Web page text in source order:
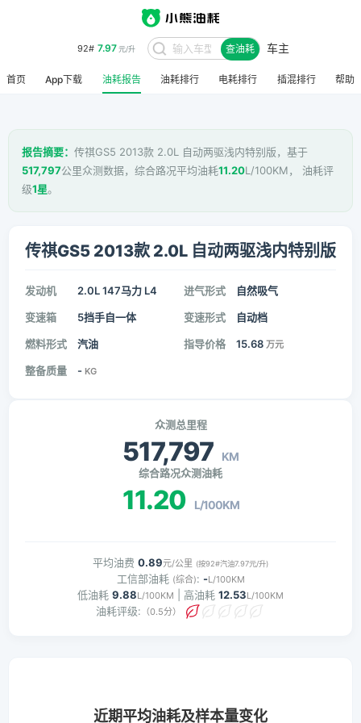
92# 7.97元/升 查油耗 车主
首页 App下载 油耗报告 油耗排行 电耗排行 插混排行 帮助
报告摘要： 传祺GS5 2013款 2.0L 自动两驱浅内特别版，基于
517,797公里众测数据，综合路况平均油耗11.20L/100KM， 油耗评
级1星。
传祺GS5 2013款 2.0L 自动两驱浅内特别版
发动机 2.0L 147马力 L4 进气形式 自然吸气
变速箱 5挡手自一体 变速形式 自动档
燃料形式 汽油 指导价格 15.68 万元
整备质量 - KG
众测总里程
517,797 KM
综合路况众测油耗
11.20 L/100KM
平均油费 0.89元/公里 (按92#汽油7.97元/升)
工信部油耗 (综合): -L/100KM
低油耗 9.88L/100KM | 高油耗 12.53L/100KM
油耗评级: （0.5分）